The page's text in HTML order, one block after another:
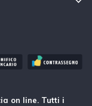
on line. Tutti i